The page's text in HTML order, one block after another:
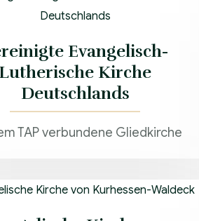
Evangelisch-
Lutherische Kirche
Deutschlands
TAP verbundene Gliedkirche